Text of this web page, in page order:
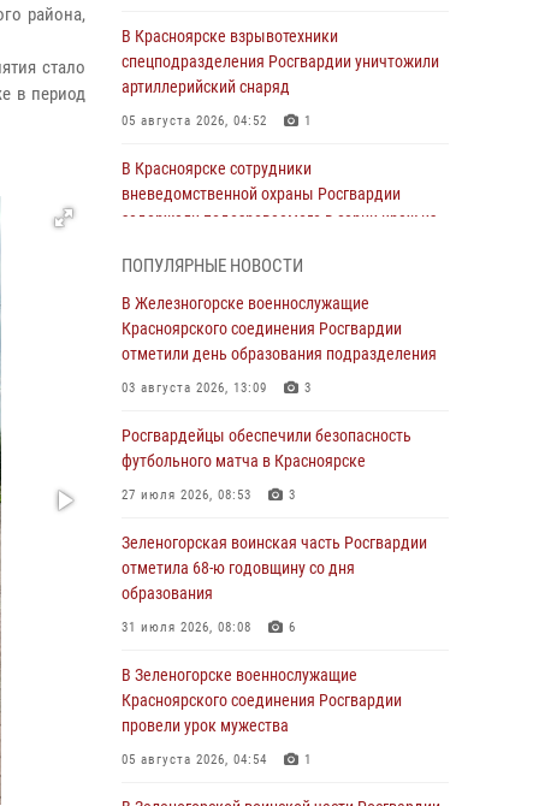
района,
стало
в период
В Красноярске взрывотехники
спецподразделения Росгвардии уничтожили
артиллерийский снаряд
05 августа 2026, 04:52 1
В Красноярске сотрудники
вневедомственной охраны Росгвардии
задержали подозреваемого в серии краж из
Сотрудники Росгвардии обеспечили
общественный порядок во время
проведения экстремального заплыва в
04 августа 2026, 08:36 1
В Красноярске сотрудники Росгвардии
супермаркета
04 августа 2026, 06:50
Военнослужащие Красноярского соединения
с тонкостями РХБ защиты
03 августа 2026, 13:12 2
В Железногорске военнослужащие
отметили день образования подразделения
ПОПУЛЯРНЫЕ НОВОСТИ
В Железногорске военнослужащие
Красноярского соединения Росгвардии
отметили день образования подразделения
03 августа 2026, 13:09 3
Росгвардейцы обеспечили безопасность
футбольного матча в Красноярске
27 июля 2026, 08:53 3
Зеленогорская воинская часть Росгвардии
отметила 68-ю годовщину со дня
образования
31 июля 2026, 08:08 6
В Зеленогорске военнослужащие
Красноярского соединения Росгвардии
провели урок мужества
05 августа 2026, 04:54 1